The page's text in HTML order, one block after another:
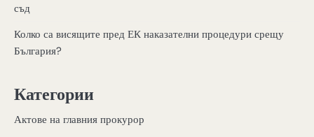
съд
Колко са висящите пред ЕК наказателни процедури срещу
България?
Категории
Актове на главния прокурор